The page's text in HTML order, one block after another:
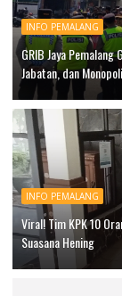
INFO PEMALANG
GRIB Jaya
Jabatan, dan
INFO PEMALANG
Viral! Tim KPK 10
Suasana Hening